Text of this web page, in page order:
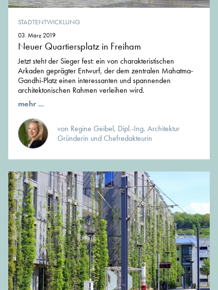
STADTENTWICKLUNG
03. März 2019
Neuer Quartiersplatz in Freiham
Jetzt steht der Sieger fest: ein von charakteristischen
Arkaden geprägter Entwurf, der dem zentralen Mahatma-
Gandhi-Platz einen interessanten und spannenden
architektonischen Rahmen verleihen wird.
mehr ...
von Regine Geibel, Dipl.-Ing. Architektur
Gründerin und Chefredakteurin